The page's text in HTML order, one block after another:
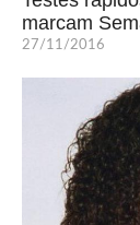
marcam
27/11/2016